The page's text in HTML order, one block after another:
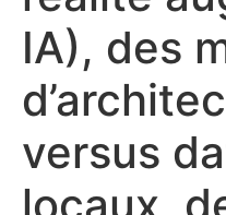
IA), des
versus